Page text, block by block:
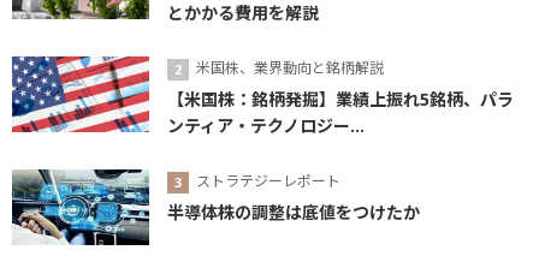
とかかる費用を解説
米国株、業界動向と銘柄解説
【米国株：銘柄発掘】業績上振れ5銘柄、パラ
ンティア・テクノロジー...
ストラテジーレポート
半導体株の調整は底値をつけたか